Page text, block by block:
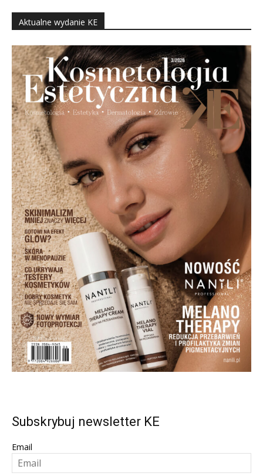
Aktualne wydanie KE
Subskrybuj newsletter KE
Email